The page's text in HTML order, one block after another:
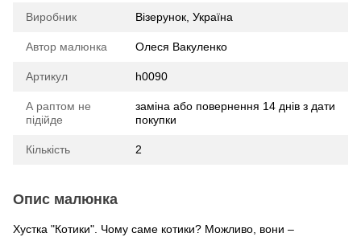
Виробник Візерунок, Україна
Автор малюнка Олеся Вакуленко
Артикул h0090
А раптом не
підійде
заміна або повернення 14 днів з дати
покупки
Кількість 2
Опис малюнка
Хустка "Котики". Чому саме котики? Можливо, вони –